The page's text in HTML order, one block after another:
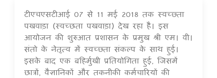
17 Jul 2020
टीएचएसटीआई 07 से 11 मई 2018 तक स्वच्छ्ता
पखवाड़ा (स्वच्छता पखवाड़ा) देख रहा है। इस
आयोजन की शुरुआत प्रशासन के प्रमुख श्री एम। वी।
संतो के नेतृत्व में स्वच्छ्ता संकल्प के साथ हुई।
इसके बाद एक बहिर्मुखी प्रतियोगिता हुई, जिसमें
छात्रों, वैज्ञानिकों और तकनीकी कर्मचारियों की